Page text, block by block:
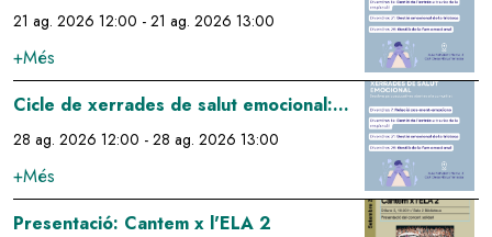
gestió emocional de la tristesa
21 ag. 2026 12:00 - 21 ag. 2026 13:00
+Més
Cicle de xerrades de salut emocional:
gestió de la fam emocional
28 ag. 2026 12:00 - 28 ag. 2026 13:00
+Més
Image
Presentació: Cantem x l'ELA 2 Image